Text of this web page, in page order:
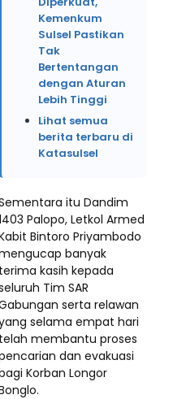
Kemenkum
Sulsel Pastikan
Tak
Bertentangan
dengan Aturan
Lebih Tinggi
Lihat semua
berita terbaru di
Katasulsel
itu Dandim
Palopo, Letkol Armed
Bintoro Priyambodo
banyak
terima kasih kepada
Tim SAR
serta relawan
selama empat hari
telah membantu proses
dan evakuasi
Korban Longor